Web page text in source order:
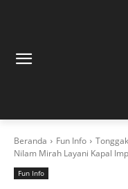
Beranda Fun Info
Nilam Mirah Layani Kapal
Fun Info